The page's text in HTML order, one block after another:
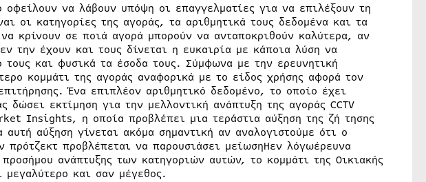
οφείλουν να λάβουν υπόψη οι επαγγελματίες για να επιλέξουν τη
οι κατηγορίες της αγοράς, τα αριθμητικά τους δεδομένα και τα
κρίνουν σε ποιά αγορά μπορούν να ανταποκριθούν καλύτερα, αν
την έχουν και τους δίνεται η ευκαιρία με κάποια λύση να
τους και φυσικά τα έσοδα τους. Σύμφωνα με την ερευνητική
κομμάτι της αγοράς αναφορικά με το είδος χρήσης αφορά τον
Ένα επιπλέον αριθμητικό δεδομένο, το οποίο έχει
δώσει εκτίμηση για την μελλοντική ανάπτυξη της αγοράς CCTV
Insights, η οποία προβλέπει μια τεράστια αύξηση της ζή τησης
αύξηση γίνεται ακόμα σημαντική αν αναλογιστούμε ότι ο
προβλέπεται να παρουσιάσει μείωσηΗεν λόγωέρευνα
ανάπτυξης των κατηγοριών αυτών, το κομμάτι της Οικιακής
μεγαλύτερο και σαν μέγεθος.